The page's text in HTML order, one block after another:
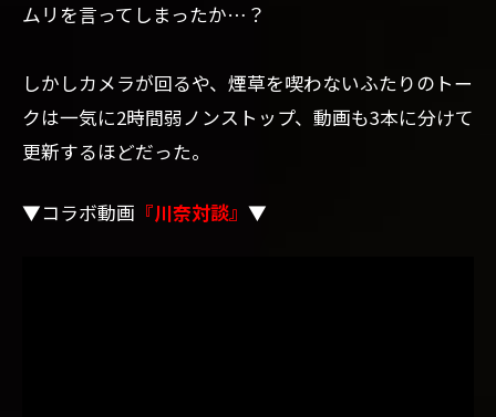
ムリを言ってしまったか…？
しかしカメラが回るや、煙草を喫わないふたりのトー
クは一気に2時間弱ノンストップ、動画も3本に分けて
更新するほどだった。
▼コラボ動画 『川奈対談』 ▼